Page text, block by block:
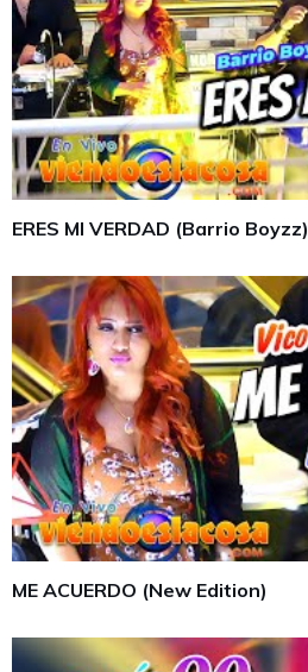
ERES MI VERDAD (Barrio Boyzz)
ME ACUERDO (New Edition)